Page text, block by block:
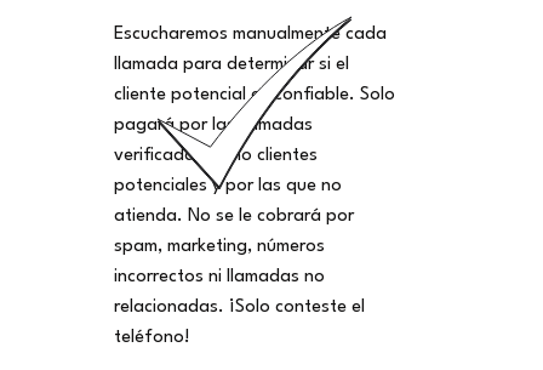
Escucharemos manualmente cada
llamada para determinar si el
cliente potencial es confiable. Solo
pagará por las llamadas
verificadas como clientes
potenciales y por las que no
atienda. No se le cobrará por
spam, marketing, números
incorrectos ni llamadas no
relacionadas. ¡Solo conteste el
teléfono!